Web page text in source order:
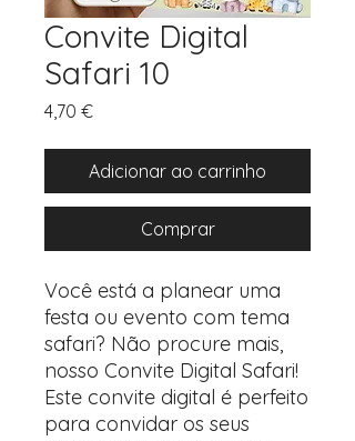
Convite Digital
Safari 10
4,70 €Preço
Adicionar ao carrinho
Comprar
Você está a planear uma
festa ou evento com tema
safari? Não procure mais,
nosso Convite Digital Safari!
Este convite digital é perfeito
para convidar os seus